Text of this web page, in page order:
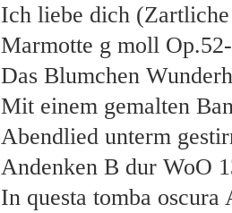
Ich liebe dich
Marmotte g moll
Das Blumchen
Mit einem gemalten
Abendlied unterm
Andenken B dur WoO
In questa tomba oscura